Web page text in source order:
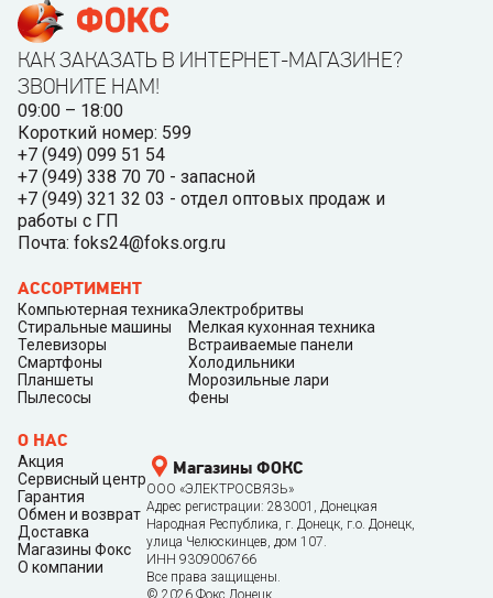
КАК ЗАКАЗАТЬ В ИНТЕРНЕТ-МАГАЗИНЕ?
ЗВОНИТЕ НАМ!
09:00 – 18:00
Короткий номер: 599
+7 (949) 099 51 54
+7 (949) 338 70 70 - запасной
+7 (949) 321 32 03 - отдел оптовых продаж и
работы с ГП
Почта: foks24@foks.org.ru
АССОРТИМЕНТ
Компьютерная техника
Стиральные машины
Телевизоры
Смартфоны
Планшеты
Пылесосы
Электробритвы
Мелкая кухонная техника
Встраиваемые панели
Холодильники
Морозильные лари
Фены
О НАС
Акция
Сервисный центр
Гарантия
Обмен и возврат
Доставка
Магазины Фокс
О компании
Магазины ФОКС
ООО «ЭЛЕКТРОСВЯЗЬ»
Адрес регистрации: 283001, Донецкая
Народная Республика, г. Донецк, г.о. Донецк,
улица Челюскинцев, дом 107.
ИНН 9309006766
Все права защищены.
© 2026 Фокс Донецк